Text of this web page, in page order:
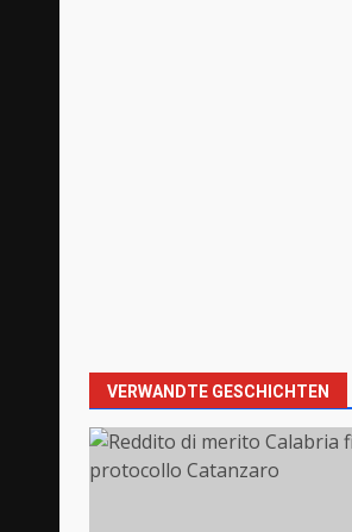
VERWANDTE GESCHICHTEN